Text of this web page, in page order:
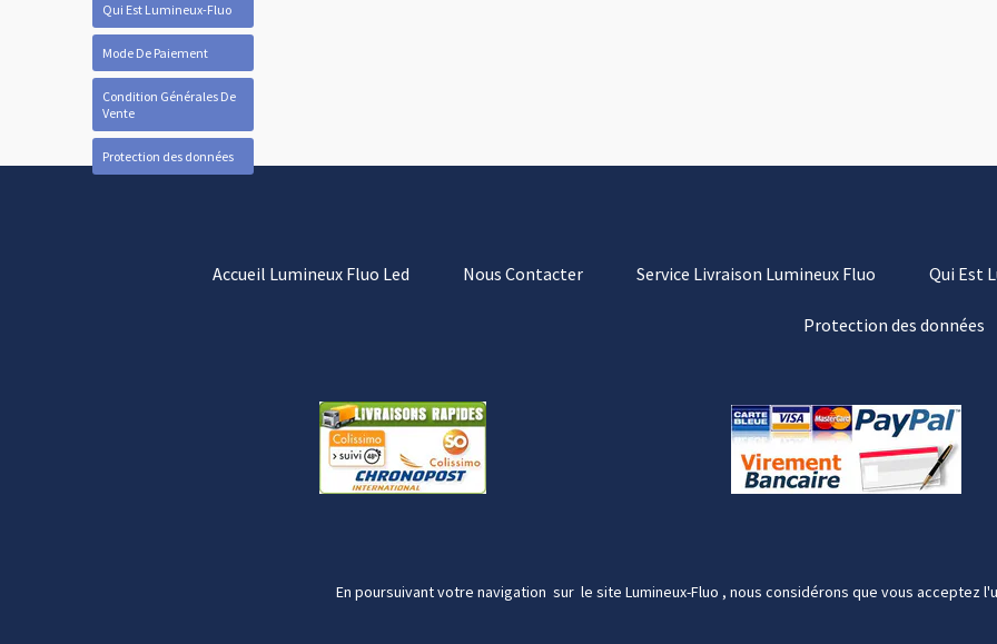
Qui Est Lumineux-Fluo
Mode De Paiement
Condition Générales De
Vente
Protection des données
Accueil Lumineux Fluo Led Nous Contacter Service Livraison Lumineux Fluo Qui Est
Protection des données
En poursuivant votre navigation sur le site Lumineux-Fluo , nous considérons que vous acceptez